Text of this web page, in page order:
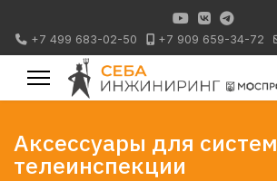
+7 499 683-02-50 +7 909 659-34-72
Аксессуары для систем
телеинспекции